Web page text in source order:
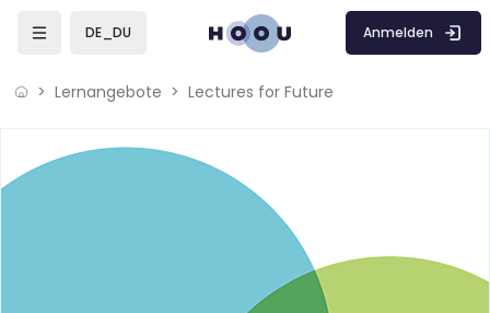
DE_DU Anmelden
Lernangebote Lectures for Future